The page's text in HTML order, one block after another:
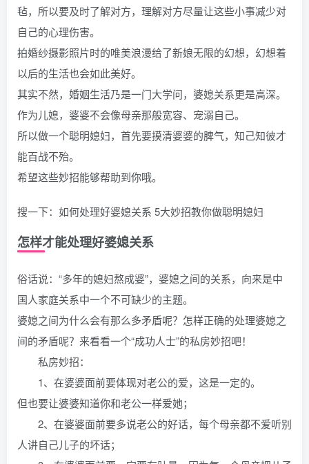
毡，所以要及时了解对方，理解对方尽量让这些小事减少对
自己的心理伤害。
拍婚纱摄影照片时的唯美浪漫给了新娘无限的幻想，幻想着
以后的生活也会如此美好。
其实不然，婚姻生活乃是一门大学问，婆媳关系更是高深。
作为儿媳，婆婆不会像母亲那般宽容、宠溺自己。
所以做一个聪明媳妇，首先要摸清婆婆的脾气，知己知彼才
能百战不殆。
希望这些妙招能够帮助到你哦。
搜一下：如何处理好婆媳关系 5大妙招教你做聪明媳妇
怎样才能处理好婆媳关系
俗话说：“多年的媳妇熬成婆”，婆媳之间的关系，向来是中
国人家庭关系中一个不可缺少的主题。
婆媳之间为什么会有那么多矛盾呢？怎样正确的处理婆媳之
间的矛盾呢？来看看一个“成功人士”的私房妙招吧！
私房妙招：
1、在婆婆面前要体现对老公的爱，这是一定的。
但也要让婆婆知道你和老公一样爱她；
2、在婆婆面前要多说老公的好话，每个母亲都不爱听别
人讲自己儿子的坏话；